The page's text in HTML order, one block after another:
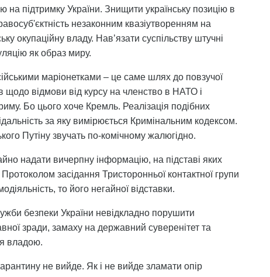
підтримку України. Знищити українську позицію в
незаконним квазіутворенням на
окупаційну владу. Нав’язати суспільству штучні
як образ миру.
маріонетками – це саме шлях до повзучої
щодо відмови від курсу на членство в НАТО і
Бо цього хоче Кремль. Реалізація подібних
за яку вимірюється Кримінальним кодексом.
Путіну звучать по-комічному жалюгідно.
надати вичерпну інформацію, на підставі яких
засідання Тристоронньої контактної групи
то його негайної відставки.
безпеки України невідкладно порушити
зради, замаху на державний суверенітет та
владою.
не вийде. Як і не вийде зламати опір